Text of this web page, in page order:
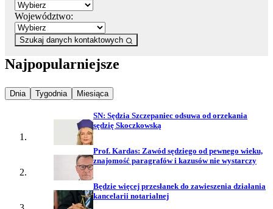
Województwo:
Szukaj danych kontaktowych
Najpopularniejsze
Najpopularniejsze wiadomości z
Dnia Najpopularniejsze wiadomości z
Tygodnia Najpopularniejsze wiadomości z
Miesiąca
SN: Sędzia Szczepaniec odsuwa od orzekania
sędzię Skoczkowską
Prof. Kardas: Zawód sędziego od pewnego wieku,
znajomość paragrafów i kazusów nie wystarczy
Będzie więcej przesłanek do zawieszenia działania
kancelarii notarialnej